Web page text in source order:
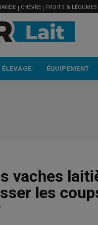
CHÈVRE FRUITS & LÉGUMES
ÉLEVAGE ÉQUIPEMENT
vaches
les